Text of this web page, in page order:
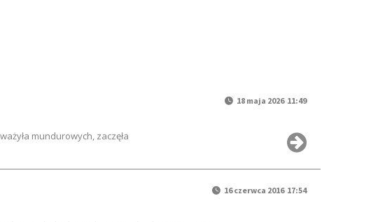
18 maja 2026 11:49
mundurowych, zaczęła
16 czerwca 2016 17:54